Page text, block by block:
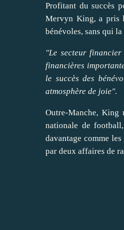
Profitant du succès
Mervyn King, a pris
bénévoles, sans qui
"Le secteur
financières
le succès des
atmosphère de joie".
Outre-Manche, King
nationale de
davantage comme
par deux affaires de